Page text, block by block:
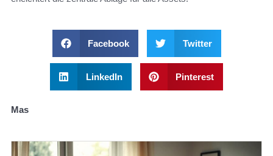
Facebook Twitter
LinkedIn Pinterest
Mas